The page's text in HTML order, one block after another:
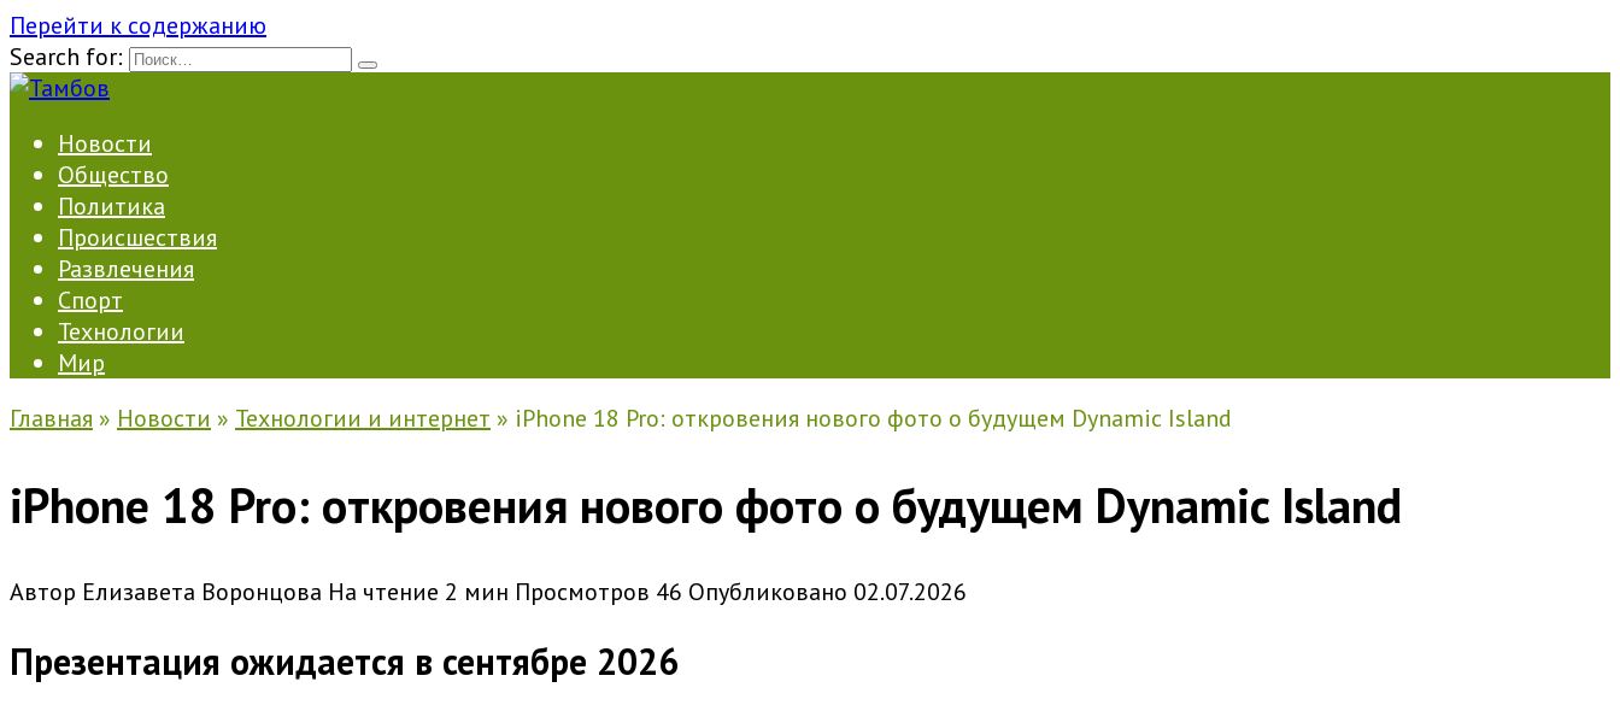
Перейти к содержанию
Search for:
Новости
Общество
Политика
Происшествия
Развлечения
Спорт
Технологии
Мир
Главная » Новости » Технологии и интернет » iPhone 18 Pro: откровения нового фото о будущем Dynamic Island
iPhone 18 Pro: откровения нового фото о будущем Dynamic Island
Автор Елизавета Воронцова На чтение 2 мин Просмотров 46 Опубликовано 02.07.2026
Презентация ожидается в сентябре 2026